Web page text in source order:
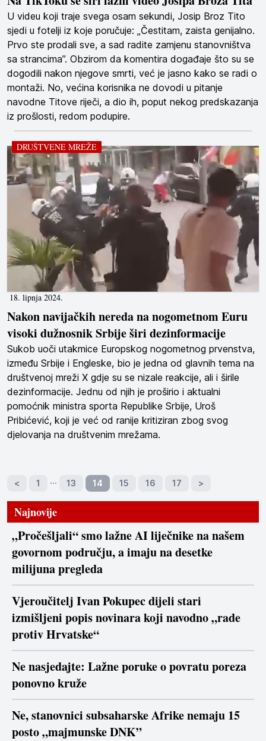
U videu koji traje svega osam sekundi, Josip Broz Tito
sjedi u fotelji iz koje poručuje: „Čestitam, zaista genijalno.
Prvo ste prodali sve, a sad radite zamjenu stanovništva
sa strancima”. Obzirom da komentira događaje što su se
dogodili nakon njegove smrti, već je jasno kako se radi o
montaži. No, većina korisnika ne dovodi u pitanje
navodne Titove riječi, a dio ih, poput nekog predskazanja
iz prošlosti, redom podupire.
18. lipnja 2024.
DRUŠTVENE MREŽE
Nakon navijačkih nereda na nogometnom Euru
visoki dužnosnik Srbije širi dezinformacije
Sukob uoči utakmice Europskog nogometnog prvenstva,
između Srbije i Engleske, bio je jedna od glavnih tema na
društvenoj mreži X gdje su se nizale reakcije, ali i širile
dezinformacije. Jednu od njih je proširio i aktualni
pomoćnik ministra sporta Republike Srbije, Uroš
Pribićević, koji je već od ranije kritiziran zbog svog
djelovanja na društvenim mrežama.
< 1 … 13 14 15 16 17 >
Najnovije
„Pročešljali“ smo lažne AI liječnike na našem
govornom području, a imaju na desetke
milijuna pregleda
Vjeroučitelj Ivan Pokupec dijeli stari
izmišljeni popis novinara koji navodno „rade
protiv Hrvatske“
Ne nasjedajte: Lažne poruke o povratu poreza
ponovno kruže
Ne, stanovnici subsaharske Afrike nemaju 15
posto „majmunske DNK”